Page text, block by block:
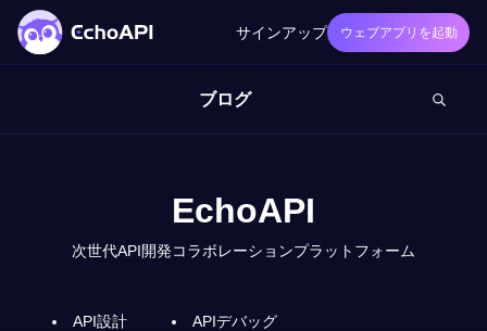
サインアップ ウェブアプリを起動
ブログ
EchoAPI
次世代API開発コラボレーションプラットフォーム
API設計
APIデバッグ